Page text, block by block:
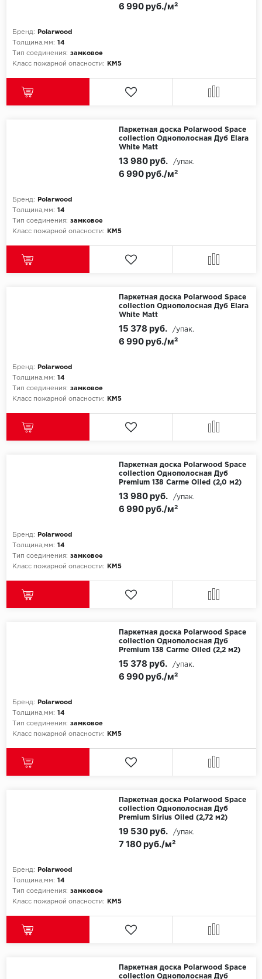
Forbo
Forbo Allura Click
Juteks
Lucky Floor
Millenium
Primavera
SPC Alta Step
SPC Betta
SPC Kronostep
Бренд:
Polarwood
Толщина,мм: 14
Тип соединения: замковое
Класс пожарной опасности:
КМ5
6 990 руб./м²
Паркетная доска Polarwood Space
collection Однополосная Дуб Elara
White Matt
Бренд:
Polarwood
Толщина,мм: 14
Тип соединения: замковое
Класс пожарной опасности:
КМ5
6 990 руб./м²
13 980 руб. /упак.
Паркетная доска Polarwood Space
collection Однополосная Дуб Elara
White Matt
Бренд:
Polarwood
Толщина,мм: 14
Тип соединения: замковое
Класс пожарной опасности:
КМ5
6 990 руб./м²
15 378 руб. /упак.
Паркетная доска Polarwood Space
collection Однополосная Дуб
Premium 138 Carme Oiled (2,0 м2)
Бренд:
Polarwood
Толщина,мм: 14
Тип соединения: замковое
Класс пожарной опасности:
КМ5
6 990 руб./м²
13 980 руб. /упак.
Паркетная доска Polarwood Space
collection Однополосная Дуб
Premium 138 Carme Oiled (2,2 м2)
Бренд:
Polarwood
Толщина,мм: 14
Тип соединения: замковое
Класс пожарной опасности:
КМ5
6 990 руб./м²
15 378 руб. /упак.
Паркетная доска Polarwood Space
collection Однополосная Дуб
Premium Sirius Oiled (2,72 м2)
Бренд:
Polarwood
Толщина,мм: 14
Тип соединения: замковое
Класс пожарной опасности:
КМ5
7 180 руб./м²
19 530 руб. /упак.
Паркетная доска Polarwood Space
collection Однополосная Дуб